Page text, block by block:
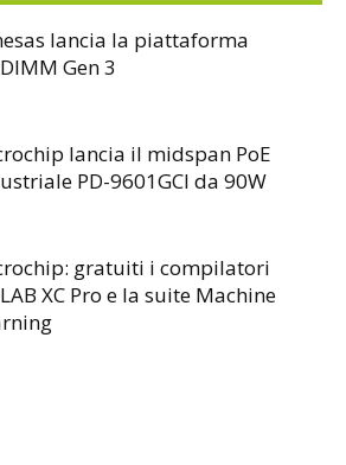
lancia la piattaforma
Gen 3
lancia il midspan PoE
PD-9601GCI da 90W
gratuiti i compilatori
XC Pro e la suite Machine